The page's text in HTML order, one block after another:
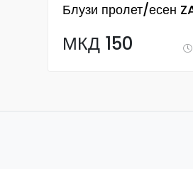
Блузи пролет/есен
МКД 150